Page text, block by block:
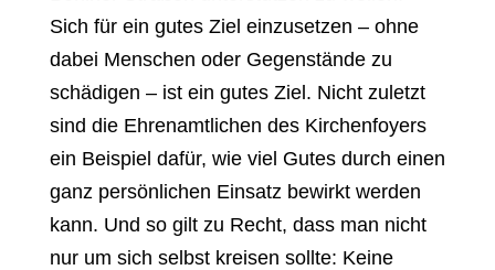
Sich für ein gutes Ziel einzusetzen – ohne
dabei Menschen oder Gegenstände zu
schädigen – ist ein gutes Ziel. Nicht zuletzt
sind die Ehrenamtlichen des Kirchenfoyers
ein Beispiel dafür, wie viel Gutes durch einen
ganz persönlichen Einsatz bewirkt werden
kann. Und so gilt zu Recht, dass man nicht
nur um sich selbst kreisen sollte: Keine